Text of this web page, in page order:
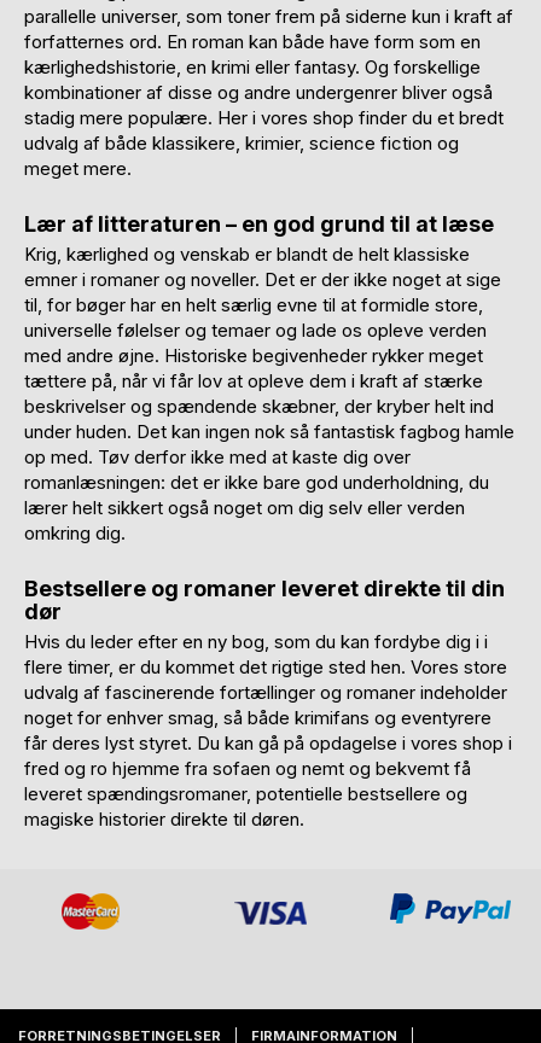
parallelle universer, som toner frem på siderne kun i kraft af
forfatternes ord. En roman kan både have form som en
kærlighedshistorie, en krimi eller fantasy. Og forskellige
kombinationer af disse og andre undergenrer bliver også
stadig mere populære. Her i vores shop finder du et bredt
udvalg af både klassikere, krimier, science fiction og
meget mere.
Lær af litteraturen – en god grund til at læse
Krig, kærlighed og venskab er blandt de helt klassiske
emner i romaner og noveller. Det er der ikke noget at sige
til, for bøger har en helt særlig evne til at formidle store,
universelle følelser og temaer og lade os opleve verden
med andre øjne. Historiske begivenheder rykker meget
tættere på, når vi får lov at opleve dem i kraft af stærke
beskrivelser og spændende skæbner, der kryber helt ind
under huden. Det kan ingen nok så fantastisk fagbog hamle
op med. Tøv derfor ikke med at kaste dig over
romanlæsningen: det er ikke bare god underholdning, du
lærer helt sikkert også noget om dig selv eller verden
omkring dig.
Bestsellere og romaner leveret direkte til din
dør
Hvis du leder efter en ny bog, som du kan fordybe dig i i
flere timer, er du kommet det rigtige sted hen. Vores store
udvalg af fascinerende fortællinger og romaner indeholder
noget for enhver smag, så både krimifans og eventyrere
får deres lyst styret. Du kan gå på opdagelse i vores shop i
fred og ro hjemme fra sofaen og nemt og bekvemt få
leveret spændingsromaner, potentielle bestsellere og
magiske historier direkte til døren.
FORRETNINGSBETINGELSER FIRMAINFORMATION